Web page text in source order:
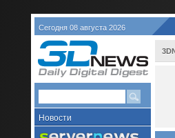
Сегодня 08 августа 2026
Новости